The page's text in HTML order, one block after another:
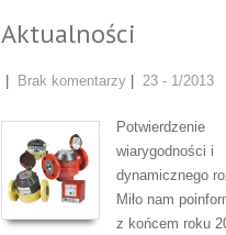
Aktualności
Brak komentarzy 23 - 1/2013
Potwierdzenie
wiarygodności i
dynamicznego
Miło nam
z końcem roku